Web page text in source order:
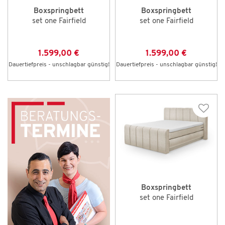
Boxspringbett
set one Fairfield
1.599,00 €
Dauertiefpreis - unschlagbar günstig!
Boxspringbett
set one Fairfield
1.599,00 €
Dauertiefpreis - unschlagbar günstig!
Boxspringbett
set one Fairfield